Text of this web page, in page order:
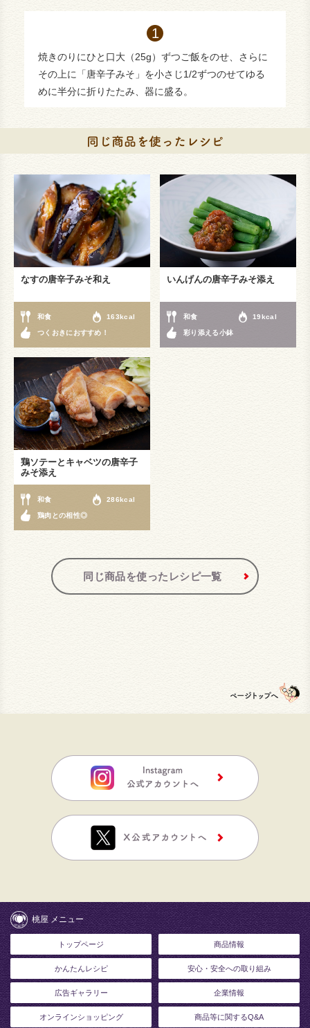
焼きのりにひと口大（25g）ずつご飯をのせ、さらに
その上に「唐辛子みそ」を小さじ1/2ずつのせてゆる
めに半分に折りたたみ、器に盛る。
なすの唐辛子みそ和え
和食 163kcal
つくおきにおすすめ！
いんげんの唐辛子みそ添え
和食 19kcal
彩り添える小鉢
鶏ソテーとキャベツの唐辛子
みそ添え
和食 286kcal
鶏肉との相性◎
同じ商品を使ったレシピ一覧
桃屋 メニュー
トップページ 商品情報
かんたんレシピ 安心・安全への取り組み
広告ギャラリー 企業情報
オンラインショッピング 商品等に関するQ&A